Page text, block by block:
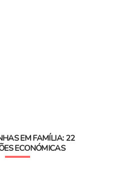
EM FAMÍLIA: 22
ECONÓMICAS